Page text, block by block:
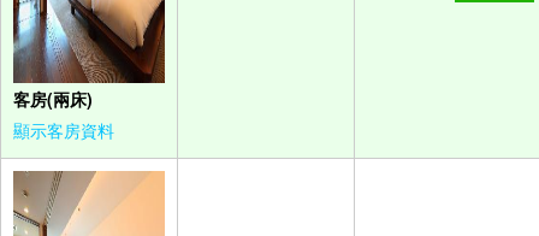
客房(兩床)
顯示客房資料